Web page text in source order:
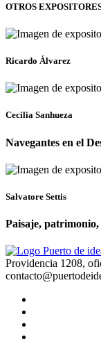
OTROS
Ricardo Álvarez
Cecilia Sanhueza
Navegantes en el
Salvatore Settis
Paisaje,
Providencia 1208,